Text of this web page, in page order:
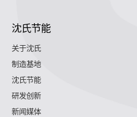
沈氏节能
关于沈氏
制造基地
沈氏节能
研发创新
新闻媒体